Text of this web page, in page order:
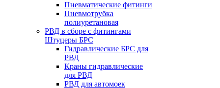
Пневматические фитинги
Пневмотрубка
полиуретановая
РВД в сборе с фитингами
Штуцеры БРС
Гидравлические БРС для
РВД
Краны гидравлические
для РВД
РВД для автомоек